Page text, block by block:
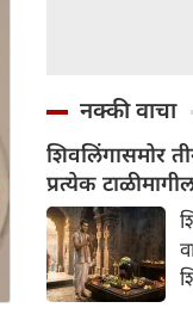
नक्की वाचा
शिवलिंगासमोर
प्रत्येक